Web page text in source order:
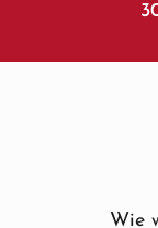
Wie